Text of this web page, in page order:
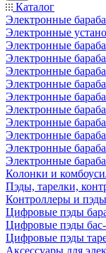
Каталог
Электронные
Электронные
Электронные
Электронные
Электронные
Электронные
Электронные
Электронные
Электронные
Электронные
Электронные
Электронные
Колонки и
Пэды, тарелки,
Контроллеры и
Цифровые пэды
Цифровые пэды
Цифровые пэды
Аксессуары для